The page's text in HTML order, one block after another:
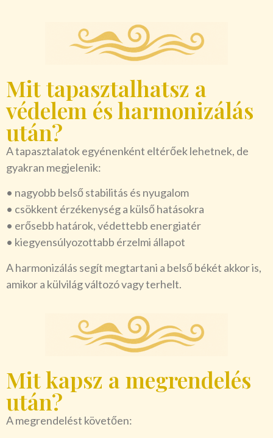
Mit tapasztalhatsz a
védelem és harmonizálás
után?
A tapasztalatok egyénenként eltérőek lehetnek, de
gyakran megjelenik:
• nagyobb belső stabilitás és nyugalom
• csökkent érzékenység a külső hatásokra
• erősebb határok, védettebb energiatér
• kiegyensúlyozottabb érzelmi állapot
A harmonizálás segít megtartani a belső békét akkor is,
amikor a külvilág változó vagy terhelt.
Mit kapsz a megrendelés
után?
A megrendelést követően: